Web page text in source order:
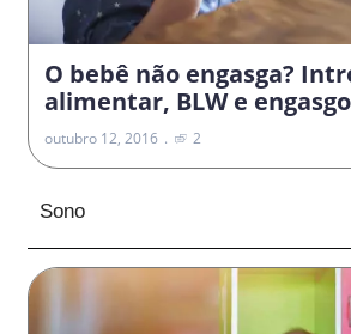
O bebê não engasga?
alimentar, BLW e engasgo
outubro 12, 2016 2
Sono